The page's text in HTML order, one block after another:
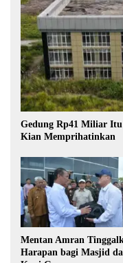
Gedung Rp41 Miliar
Kian Memprihatinkan
Mentan Amran
Harapan bagi Masjid